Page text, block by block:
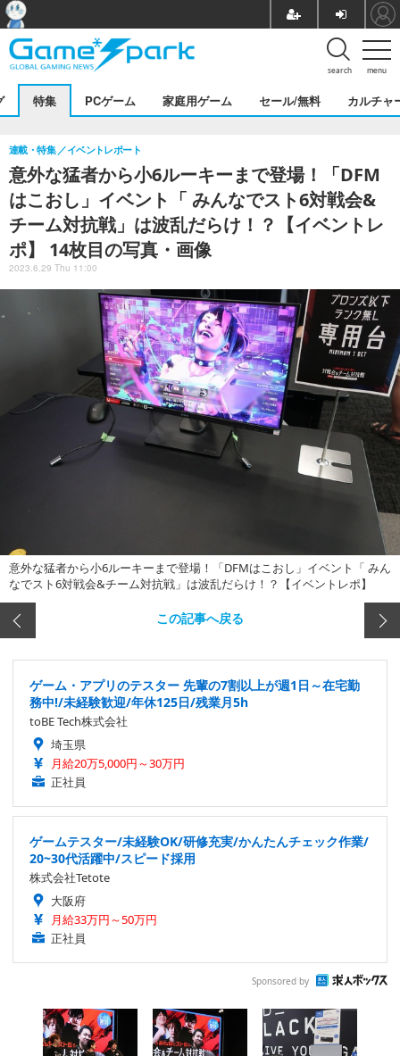
menu
search
特集 PCゲーム 家庭用ゲーム セール/無料 カルチャ
意外な猛者から小6ルーキーまで登場！「DFM
はこおし」イベント「 みんなでスト6対戦会&
チーム対抗戦」は波乱だらけ！？【イベントレ
ポ】 14枚目の写真・画像
連載・特集 イベントレポート
2023.6.29 Thu 11:00
意外な猛者から小6ルーキーまで登場！「DFMはこおし」イベント「 みん
なでスト6対戦会&チーム対抗戦」は波乱だらけ！？【イベントレポ】
この記事へ戻る
ゲーム・アプリのテスター 先輩の7割以上が週1日～在宅勤
務中!/未経験歓迎/年休125日/残業月5h
toBE Tech株式会社
埼玉県
月給20万5,000円～30万円
正社員
ゲームテスター/未経験OK/研修充実/かんたんチェック作業/
20~30代活躍中/スピード採用
株式会社Tetote
大阪府
月給33万円～50万円
正社員
Sponsored by